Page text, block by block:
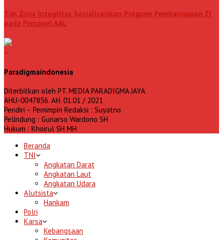
Tim Zona Integritas Sosialisasikan Program Pembangunan ZI
pada Personel AAL
Paradigmaindonesia
Diterbitkan oleh PT. MEDIA PARADIGMA JAYA
AHU-0047856. AH. 01.01 / 2021
Pendiri – Pemimpin Redaksi : Suyatno
Pelindung : Gunarso Wardono SH
Hukum : Khoirul SH MH
Beranda
TNI
Angkatan Darat
Angkatan Laut
Angkatan Udara
Alutsista
Hankam
Polri
Karsa
Kebangsaan